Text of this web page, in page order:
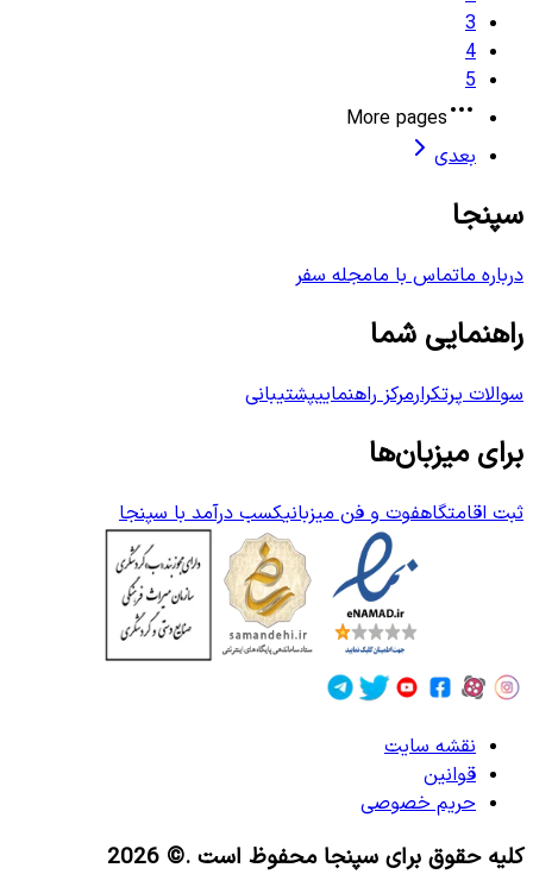
3
4
5
More pages
بعدی
سپنجا
درباره ماتماس با مامجله سفر
راهنمایی شما
سوالات پرتکرارمرکز راهنماییپشتیبانی
برای میزبان‌ها
ثبت اقامتگاهفوت و فن میزبانیکسب درآمد با سپنجا
نقشه سایت
قوانین
حریم خصوصی
کلیه حقوق برای سپنجا محفوظ است .© 2026